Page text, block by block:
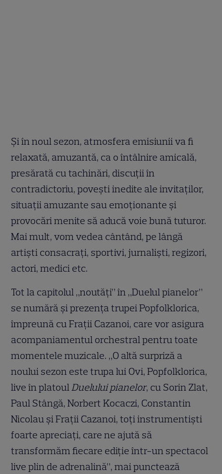
Şi în noul sezon, atmosfera emisiunii va fi
relaxată, amuzantă, ca o întâlnire amicală,
presărată cu tachinări, discuţii în
contradictoriu, poveşti inedite ale invitaţilor,
situaţii amuzante sau emoţionante şi
provocări menite să aducă voie bună tuturor.
Mai mult, vom vedea cântând, pe lângă
artişti consacraţi, sportivi, jurnalişti, regizori,
actori, medici etc.
Tot la capitolul „noutăţi” în „Duelul pianelor”
se numără şi prezenţa trupei Popfolklorica,
împreună cu Fraţii Cazanoi, care vor asigura
acompaniamentul orchestral pentru toate
momentele muzicale. „O altă surpriză a
noului sezon este trupa lui Ovi, Popfolklorica,
live în platoul Duelului pianelor, cu Sorin Zlat,
Paul Stângă, Norbert Kocaczi, Constantin
Nicolau şi Fraţii Cazanoi, toţi instrumentişti
foarte apreciaţi, care ne ajută să
transformăm fiecare ediţie într-un spectacol
live plin de adrenalină”, mai punctează